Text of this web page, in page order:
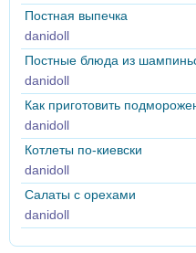
Постная выпечка
danidoll
Постные блюда из
danidoll
Как приготовить
danidoll
Котлеты по-киевски
danidoll
Салаты с орехами
danidoll